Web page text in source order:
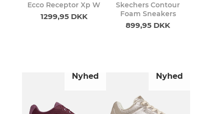
Ecco Receptor Xp W
1299,95 DKK
Skechers Contour
Foam Sneakers
899,95 DKK
Nyhed Nyhed